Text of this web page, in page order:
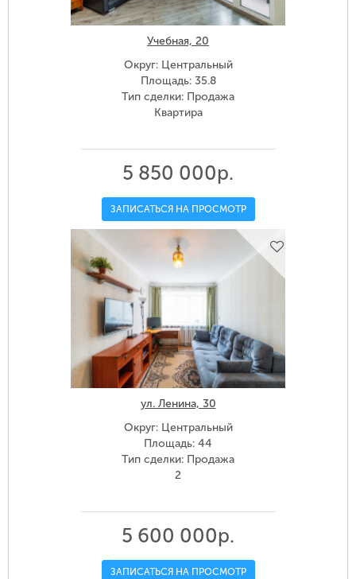
Учебная, 20
Округ: Центральный
Площадь: 35.8
Тип сделки: Продажа
Квартира
5 850 000р.
ЗАПИСАТЬСЯ НА ПРОСМОТР
ул. Ленина, 30
Округ: Центральный
Площадь: 44
Тип сделки: Продажа
2
5 600 000р.
ЗАПИСАТЬСЯ НА ПРОСМОТР